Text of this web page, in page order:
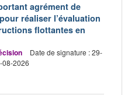
agrément de
réaliser l’évaluation
flottantes en
Date de signature : 29-
08-2026